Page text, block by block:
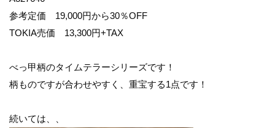
参考定価 19,000円から30％OFF
TOKIA売価 13,300円+TAX
べっ甲柄のタイムテラーシリーズです！
柄ものですが合わせやすく、重宝する1点です！
続いては、、